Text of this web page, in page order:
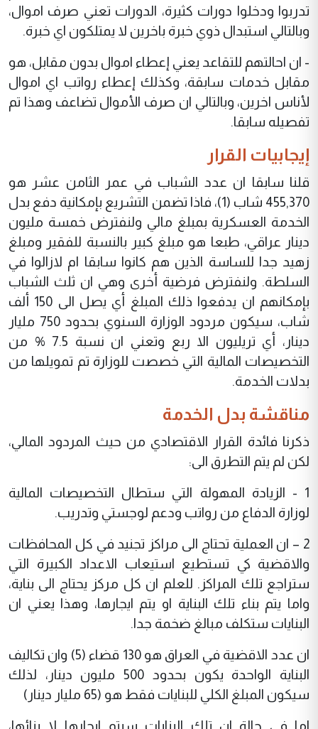
تدربوا ودخلوا دورات كثيرة، الدورات تعني صرف اموال،
وبالتالي استبدال ذوي خبرة باخرين لا يمتلكون اي خبرة.
- ان احالتهم للتقاعد يعني إعطاء اموال بدون مقابل، هو
مقابل خدمات سابقة، وكذلك إعطاء رواتب اي اموال
لأناس اخرين، وبالتالي ان صرف الأموال تضاعف وهذا تم
تفصيله سابقا.
إيجابيات القرار
قلنا سابقا ان عدد الشباب في عمر الثامن عشر هو
455,370 شاب (1)، فاذا تضمن التشريع بإمكانية دفع بدل
الخدمة العسكرية بمبلغ مالي ولنفترض خمسة مليون
دينار عراقي، طبعا هو مبلغ كبير بالنسبة للفقير ومبلغ
زهيد جدا للساسة الذين هم كانوا سابقا ام لازالوا في
السلطة. ولنفترض فرضية أخرى وهي ان ثلث الشباب
بإمكانهم ان يدفعوا ذلك المبلغ أي يصل الى 150 ألف
شاب، سيكون مردود الوزارة السنوي بحدود 750 مليار
دينار، أي تريليون الا ربع وتعني ان نسبة 7.5 % من
التخصيصات المالية التي خصصت للوزارة تم تمويلها من
بدلات الخدمة.
مناقشة بدل الخدمة
ذكرنا فائدة القرار الاقتصادي من حيث المردود المالي،
لكن لم يتم التطرق الى:
1 - الزيادة المهولة التي ستطال التخصيصات المالية
لوزارة الدفاع من رواتب ودعم لوجستي وتدريب.
2 – ان العملية تحتاج الى مراكز تجنيد في كل المحافظات
والاقضية كي تستطيع استيعاب الاعداد الكبيرة التي
ستراجع تلك المراكز. للعلم ان كل مركز يحتاج الى بناية،
واما يتم بناء تلك البناية او يتم ايجارها، وهذا يعني ان
البنايات ستكلف مبالغ ضخمة جدا.
ان عدد الاقضية في العراق هو 130 قضاء (5) وان تكاليف
البناية الواحدة يكون بحدود 500 مليون دينار، لذلك
سيكون المبلغ الكلي للبنايات فقط هو (65 مليار دينار)